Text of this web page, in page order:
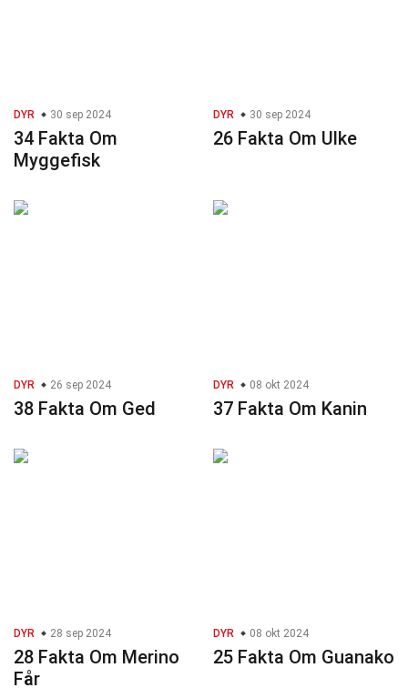
DYR 30 sep 2024
34 Fakta Om
Myggefisk
DYR 30 sep 2024
26 Fakta Om Ulke
DYR 26 sep 2024
38 Fakta Om Ged
DYR 08 okt 2024
37 Fakta Om Kanin
DYR 28 sep 2024
28 Fakta Om Merino
Får
DYR 08 okt 2024
25 Fakta Om Guanako